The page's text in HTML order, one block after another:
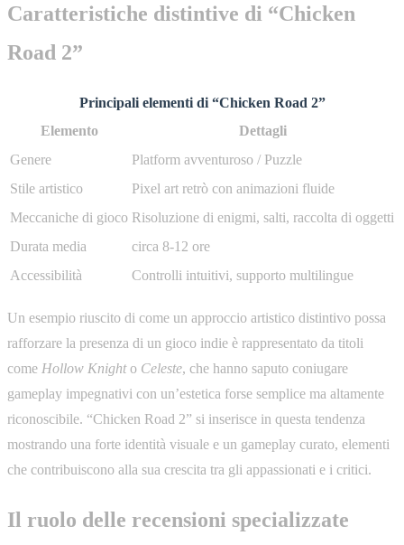
Caratteristiche distintive di “Chicken
Road 2”
Principali elementi di “Chicken Road 2”
Elemento
Dettagli
Genere
Platform avventuroso / Puzzle
Stile artistico
Pixel art retrò con animazioni fluide
Meccaniche di gioco Risoluzione di enigmi, salti, raccolta di oggetti
Durata media
circa 8-12 ore
Accessibilità
Controlli intuitivi, supporto multilingue
Un esempio riuscito di come un approccio artistico distintivo possa
rafforzare la presenza di un gioco indie è rappresentato da titoli
come Hollow Knighto Celeste, che hanno saputo coniugare
gameplay impegnativi con un’estetica forse semplice ma altamente
riconoscibile. “Chicken Road 2” si inserisce in questa tendenza
mostrando una forte identità visuale e un gameplay curato, elementi
che contribuiscono alla sua crescita tra gli appassionati e i critici.
Il ruolo delle recensioni specializzate